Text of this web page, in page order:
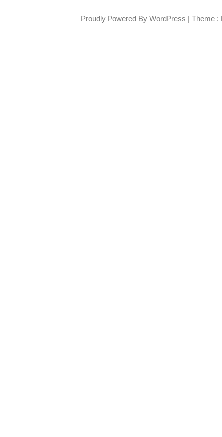
Proudly Powered By WordPress | Theme :